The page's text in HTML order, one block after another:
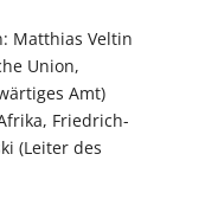
Matthias Veltin
Union,
Amt)
Friedrich-
(Leiter des